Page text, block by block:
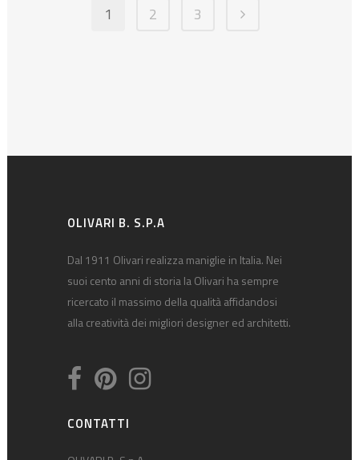
1 2 3
OLIVARI B. S.P.A
Dal 1911 Olivari realizza maniglie in Italia. Nei
suoi cento anni di storia la Olivari ha sempre
ricercato il massimo della qualità affidandosi
alla creatività dei migliori designer ed architetti.
CONTATTI